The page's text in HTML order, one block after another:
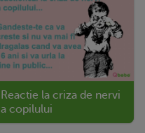
Reactie la criza de nervi
a copilului